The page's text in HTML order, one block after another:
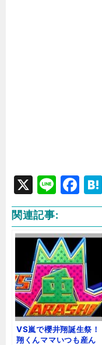
X
Li
n
e
F
a
c
e
b
o
o
k
関連記事:
VS嵐で櫻井翔誕生祭！
翔くんママいつも産ん